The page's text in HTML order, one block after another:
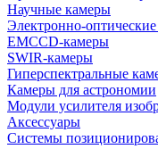
Научные камеры
Электронно-
EMCCD-камеры
SWIR-камеры
Гиперспектральные
Камеры для астрономии
Модули усилителя
Аксессуары
Системы